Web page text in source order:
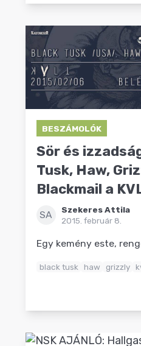
BESZÁMOLÓK
Sör és
Tusk, Haw,
Blackmail a
SA
Szekeres Attila
2015. február 8.
Egy kemény este,
black tusk haw grizzly